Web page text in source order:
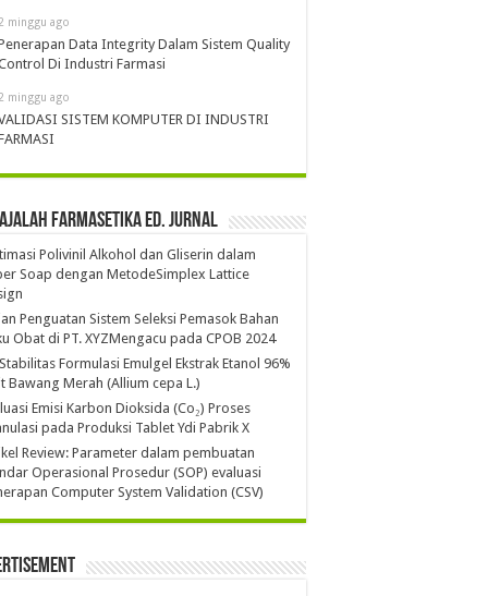
minggu ago
Data Integrity Dalam Sistem Quality
Di Industri Farmasi
minggu ago
SISTEM KOMPUTER DI INDUSTRI
Farmasetika Ed. Jurnal
Polivinil Alkohol dan Gliserin dalam
Soap dengan MetodeSimplex Lattice
Penguatan Sistem Seleksi Pemasok Bahan
Obat di PT. XYZMengacu pada CPOB 2024
Formulasi Emulgel Ekstrak Etanol 96%
Bawang Merah (Allium cepa L.)
Emisi Karbon Dioksida (Co₂) Proses
pada Produksi Tablet Ydi Pabrik X
Review: Parameter dalam pembuatan
Operasional Prosedur (SOP) evaluasi
Computer System Validation (CSV)